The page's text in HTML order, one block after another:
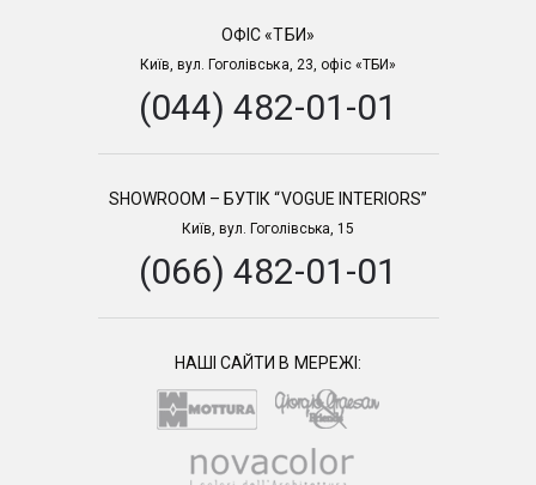
ОФІС «ТБИ»
Київ, вул. Гоголівська, 23, офіс «ТБИ»
(044) 482-01-01
SHOWROOM – БУТІК “VOGUE INTERIORS”
Київ, вул. Гоголівська, 15
(066) 482-01-01
НАШІ САЙТИ В МЕРЕЖІ: